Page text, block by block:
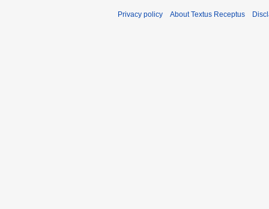
Privacy policy About Textus Receptus